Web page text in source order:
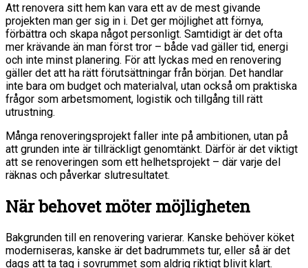
val
för
ett
lyckat
resultat
Att renovera sitt hem kan vara ett av de mest givande
projekten man ger sig in i. Det ger möjlighet att förnya,
förbättra och skapa något personligt. Samtidigt är det ofta
mer krävande än man först tror – både vad gäller tid, energi
och inte minst planering. För att lyckas med en renovering
gäller det att ha rätt förutsättningar från början. Det handlar
inte bara om budget och materialval, utan också om praktiska
frågor som arbetsmoment, logistik och tillgång till rätt
utrustning.
Många renoveringsprojekt faller inte på ambitionen, utan på
att grunden inte är tillräckligt genomtänkt. Därför är det viktigt
att se renoveringen som ett helhetsprojekt – där varje del
räknas och påverkar slutresultatet.
När behovet möter möjligheten
Bakgrunden till en renovering varierar. Kanske behöver köket
moderniseras, kanske är det badrummets tur, eller så är det
dags att ta tag i sovrummet som aldrig riktigt blivit klart.